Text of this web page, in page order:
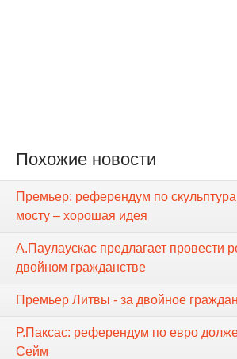
Похожие новости
Премьер: референдум по
мосту – хорошая идея
А.Паулаускас предлагает провести
двойном гражданстве
Премьер Литвы - за двойное
Р.Паксас: референдум по евро
Сейм